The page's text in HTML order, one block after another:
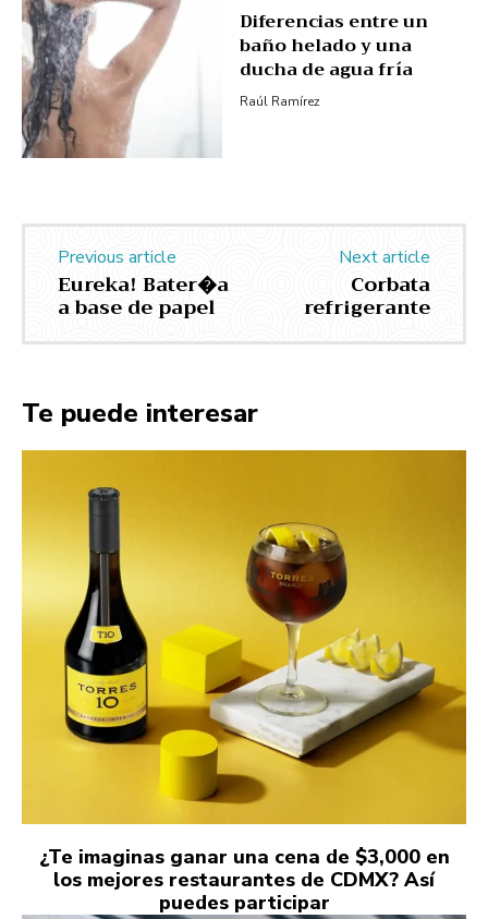
Diferencias entre un
baño helado y una
ducha de agua fría
Raúl Ramírez
Previous article
Eureka! Bater�a
a base de papel
Next article
Corbata
refrigerante
Te puede interesar
¿Te imaginas ganar una cena de $3,000 en
los mejores restaurantes de CDMX? Así
puedes participar